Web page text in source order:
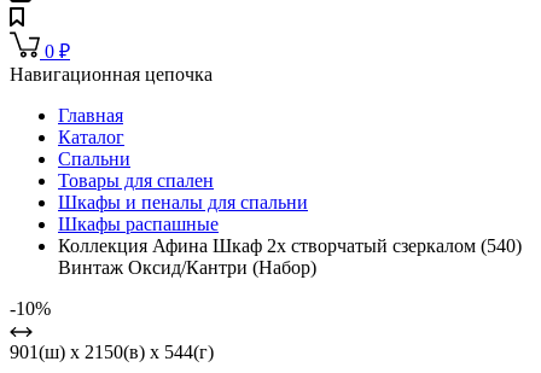
0 ₽
Навигационная цепочка
Главная
Каталог
Спальни
Товары для спален
Шкафы и пеналы для спальни
Шкафы распашные
Коллекция Афина Шкаф 2х створчатый сзеркалом (540)
Винтаж Оксид/Кантри (Набор)
-10%
901(ш) x 2150(в) x 544(г)